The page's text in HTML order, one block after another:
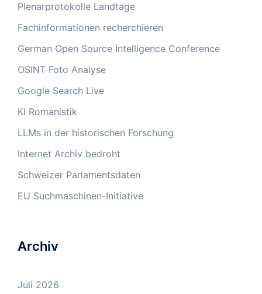
Plenarprotokolle Landtage
Fachinformationen recherchieren
German Open Source Intelligence Conference
OSINT Foto Analyse
Google Search Live
KI Romanistik
LLMs in der historischen Forschung
Internet Archiv bedroht
Schweizer Parlamentsdaten
EU Suchmaschinen-Initiative
Archiv
Juli 2026